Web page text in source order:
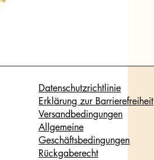
Datenschutzrichtlinie
Erklärung zur Barrierefreiheit
Versandbedingungen
Allgemeine
Geschäftsbedingungen
Rückgaberecht